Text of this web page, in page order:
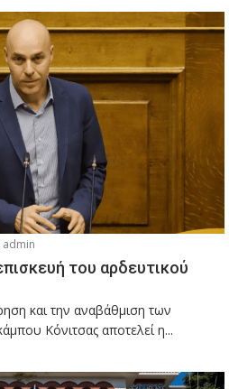
admin
του αρδευτικού
και την αναβάθμιση των
Κόνιτσας αποτελεί η...